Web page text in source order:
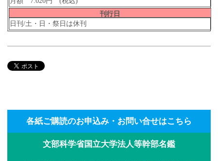
刊行日
日刊/土・日・祭日は休刊
各紙ご購読のお申込み・お問い合せはこちら
文部科学省国立大学法人等幹部名鑑